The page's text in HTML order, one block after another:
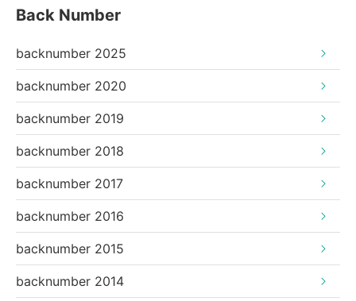
Back Number
backnumber 2025
backnumber 2020
backnumber 2019
backnumber 2018
backnumber 2017
backnumber 2016
backnumber 2015
backnumber 2014